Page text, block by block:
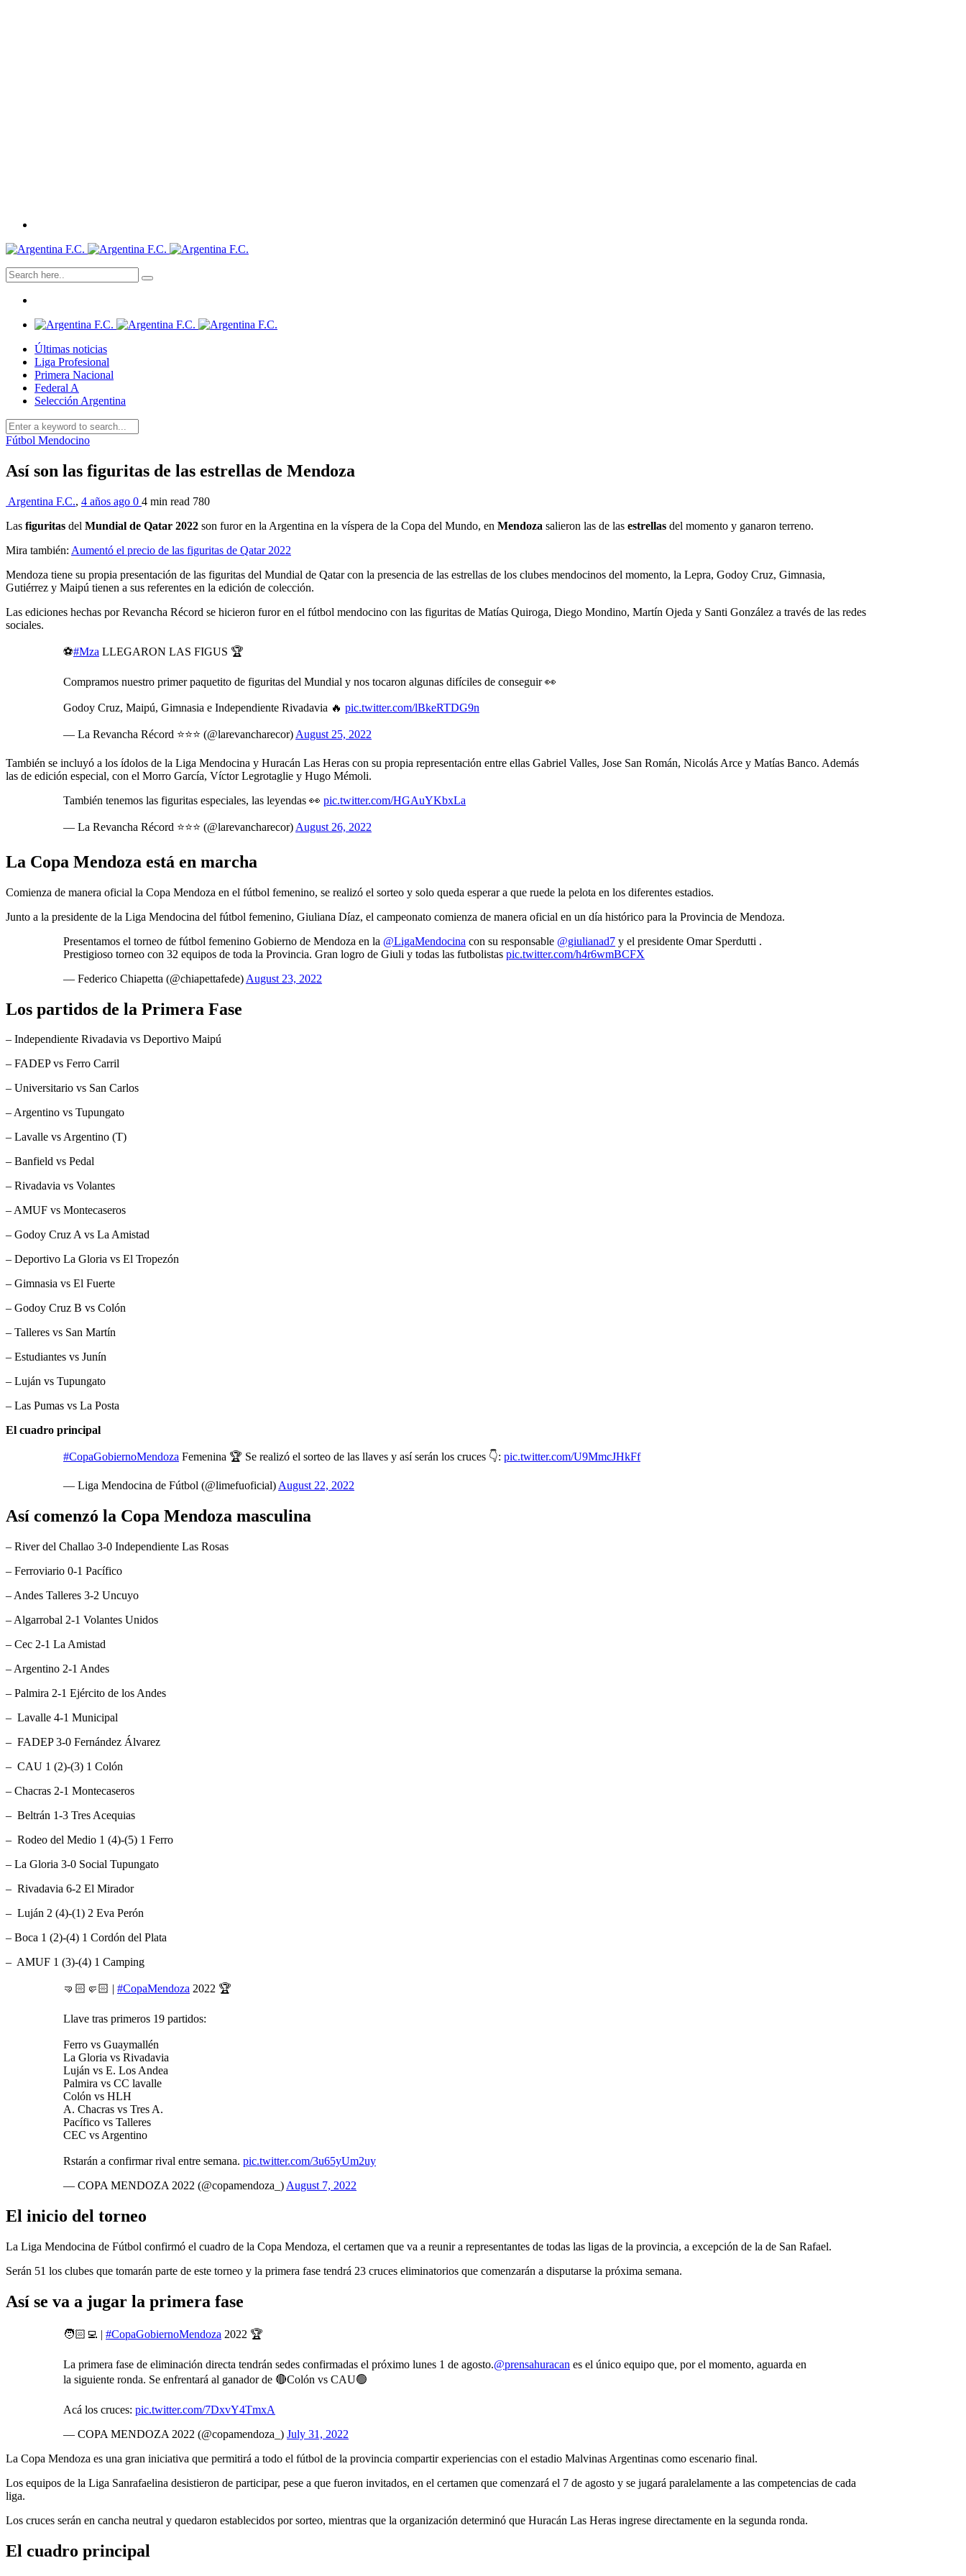
Últimas noticias
Liga Profesional
Primera Nacional
Federal A
Selección Argentina
Fútbol Mendocino
Así son las figuritas de las estrellas de Mendoza
Argentina F.C., 4 años ago 0 4 min read 780
Las figuritas del Mundial de Qatar 2022 son furor en la Argentina en la víspera de la Copa del Mundo, en Mendoza salieron las de las estrellas del momento y ganaron terreno.
Mira también: Aumentó el precio de las figuritas de Qatar 2022
Mendoza tiene su propia presentación de las figuritas del Mundial de Qatar con la presencia de las estrellas de los clubes mendocinos del momento, la Lepra, Godoy Cruz, Gimnasia,
Gutiérrez y Maipú tienen a sus referentes en la edición de colección.
Las ediciones hechas por Revancha Récord se hicieron furor en el fútbol mendocino con las figuritas de Matías Quiroga, Diego Mondino, Martín Ojeda y Santi González a través de las redes
sociales.
⚽️#Mza LLEGARON LAS FIGUS 🏆
Compramos nuestro primer paquetito de figuritas del Mundial y nos tocaron algunas difíciles de conseguir 👀
Godoy Cruz, Maipú, Gimnasia e Independiente Rivadavia 🔥 pic.twitter.com/lBkeRTDG9n
— La Revancha Récord ⭐️⭐️⭐️ (@larevancharecor) August 25, 2022
También se incluyó a los ídolos de la Liga Mendocina y Huracán Las Heras con su propia representación entre ellas Gabriel Valles, Jose San Román, Nicolás Arce y Matías Banco. Además
las de edición especial, con el Morro García, Víctor Legrotaglie y Hugo Mémoli.
También tenemos las figuritas especiales, las leyendas 👀 pic.twitter.com/HGAuYKbxLa
— La Revancha Récord ⭐️⭐️⭐️ (@larevancharecor) August 26, 2022
La Copa Mendoza está en marcha
Comienza de manera oficial la Copa Mendoza en el fútbol femenino, se realizó el sorteo y solo queda esperar a que ruede la pelota en los diferentes estadios.
Junto a la presidente de la Liga Mendocina del fútbol femenino, Giuliana Díaz, el campeonato comienza de manera oficial en un día histórico para la Provincia de Mendoza.
Presentamos el torneo de fútbol femenino Gobierno de Mendoza en la ⁦ @LigaMendocina ⁩ con su responsable ⁦ @giulianad7 ⁩ y el presidente Omar Sperdutti .
Prestigioso torneo con 32 equipos de toda la Provincia. Gran logro de Giuli y todas las futbolistas pic.twitter.com/h4r6wmBCFX
— Federico Chiapetta (@chiapettafede) August 23, 2022
Los partidos de la Primera Fase
– Independiente Rivadavia vs Deportivo Maipú
– FADEP vs Ferro Carril
– Universitario vs San Carlos
– Argentino vs Tupungato
– Lavalle vs Argentino (T)
– Banfield vs Pedal
– Rivadavia vs Volantes
– AMUF vs Montecaseros
– Godoy Cruz A vs La Amistad
– Deportivo La Gloria vs El Tropezón
– Gimnasia vs El Fuerte
– Godoy Cruz B vs Colón
– Talleres vs San Martín
– Estudiantes vs Junín
– Luján vs Tupungato
– Las Pumas vs La Posta
El cuadro principal
#CopaGobiernoMendoza Femenina 🏆 Se realizó el sorteo de las llaves y así serán los cruces 👇: pic.twitter.com/U9MmcJHkFf
— Liga Mendocina de Fútbol (@limefuoficial)August 22, 2022
Así comenzó la Copa Mendoza masculina
– River del Challao 3-0 Independiente Las Rosas
– Ferroviario 0-1 Pacífico
– Andes Talleres 3-2 Uncuyo
– Algarrobal 2-1 Volantes Unidos
– Cec 2-1 La Amistad
– Argentino 2-1 Andes
– Palmira 2-1 Ejército de los Andes
– Lavalle 4-1 Municipal
– FADEP 3-0 Fernández Álvarez
– CAU 1 (2)-(3) 1 Colón
– Chacras 2-1 Montecaseros
– Beltrán 1-3 Tres Acequias
– Rodeo del Medio 1 (4)-(5) 1 Ferro
– La Gloria 3-0 Social Tupungato
– Rivadavia 6-2 El Mirador
– Luján 2 (4)-(1) 2 Eva Perón
– Boca 1 (2)-(4) 1 Cordón del Plata
– AMUF 1 (3)-(4) 1 Camping
🤜🏻🤛🏻 | #CopaMendoza 2022 🏆
Llave tras primeros 19 partidos:
Ferro vs Guaymallén
La Gloria vs Rivadavia
Luján vs E. Los Andea
Palmira vs CC lavalle
Colón vs HLH
A. Chacras vs Tres A.
Pacífico vs Talleres
CEC vs Argentino
Rstarán a confirmar rival entre semana. pic.twitter.com/3u65yUm2uy
— COPA MENDOZA 2022 (@copamendoza_) August 7, 2022
El inicio del torneo
La Liga Mendocina de Fútbol confirmó el cuadro de la Copa Mendoza, el certamen que va a reunir a representantes de todas las ligas de la provincia, a excepción de la de San Rafael.
Serán 51 los clubes que tomarán parte de este torneo y la primera fase tendrá 23 cruces eliminatorios que comenzarán a disputarse la próxima semana.
Así se va a jugar la primera fase
🧑🏻‍💻 | #CopaGobiernoMendoza 2022 🏆
La primera fase de eliminación directa tendrán sedes confirmadas el próximo lunes 1 de agosto.@prensahuracan es el único equipo que, por el momento, aguarda en
la siguiente ronda. Se enfrentará al ganador de 🔴Colón vs CAU🟢
Acá los cruces: pic.twitter.com/7DxvY4TmxA
— COPA MENDOZA 2022 (@copamendoza_) July 31, 2022
La Copa Mendoza es una gran iniciativa que permitirá a todo el fútbol de la provincia compartir experiencias con el estadio Malvinas Argentinas como escenario final.
Los equipos de la Liga Sanrafaelina desistieron de participar, pese a que fueron invitados, en el certamen que comenzará el 7 de agosto y se jugará paralelamente a las competencias de cada
liga.
Los cruces serán en cancha neutral y quedaron establecidos por sorteo, mientras que la organización determinó que Huracán Las Heras ingrese directamente en la segunda ronda.
El cuadro principal